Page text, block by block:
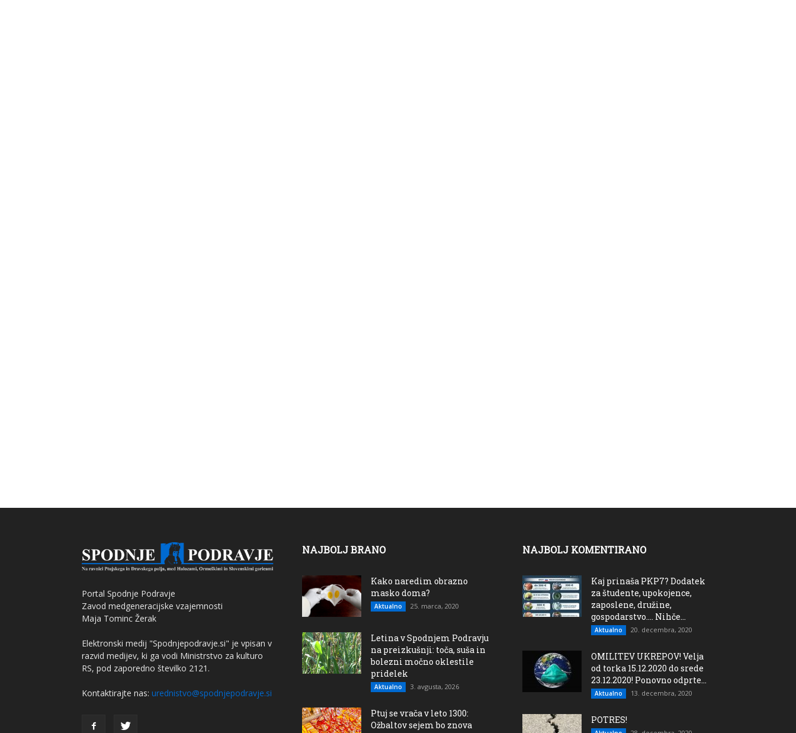
Portal Spodnje Podravje
Zavod medgeneracijske vzajemnosti
Maja Tominc Žerak
Elektronski medij "Spodnjepodravje.si" je vpisan v
razvid medijev, ki ga vodi Ministrstvo za kulturo
RS, pod zaporedno številko 2121.
Kontaktirajte nas: urednistvo@spodnjepodravje.si
NAJBOLJ BRANO
Kako naredim obrazno
masko doma?
Aktualno 25. marca, 2020
Letina v Spodnjem Podravju
na preizkušnji: toča, suša in
bolezni močno oklestile
pridelek
Aktualno 3. avgusta, 2026
Ptuj se vrača v leto 1300:
Ožbaltov sejem bo znova
NAJBOLJ KOMENTIRANO
Kaj prinaša PKP7? Dodatek
za študente, upokojence,
zaposlene, družine,
gospodarstvo…. Nihče...
Aktualno 20. decembra, 2020
OMILITEV UKREPOV! Velja
od torka 15.12.2020 do srede
23.12.2020! Ponovno odprte...
Aktualno 13. decembra, 2020
POTRES!